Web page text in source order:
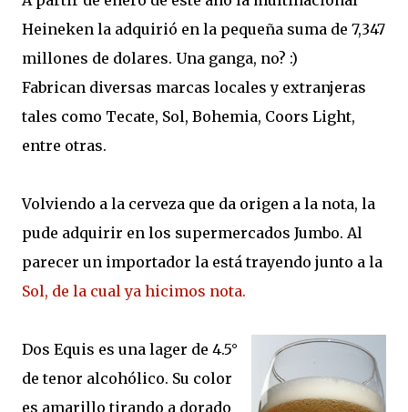
Heineken la adquirió en la pequeña suma de 7,347
millones de dolares. Una ganga, no? :)
Fabrican diversas marcas locales y extranjeras
tales como Tecate, Sol, Bohemia, Coors Light,
entre otras.
Volviendo a la cerveza que da origen a la nota, la
pude adquirir en los supermercados Jumbo. Al
parecer un importador la está trayendo junto a la
Sol, de la cual ya hicimos nota.
Dos Equis es una lager de 4.5°
de tenor alcohólico. Su color
es amarillo tirando a dorado